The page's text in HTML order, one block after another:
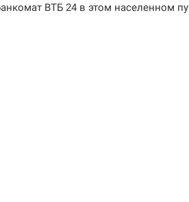
ВТБ 24 в этом населенном